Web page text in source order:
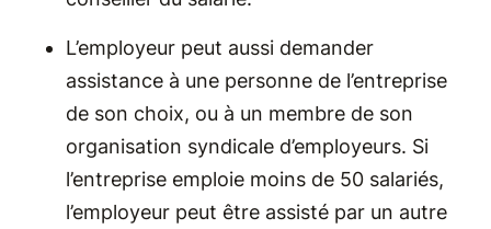
L’employeur peut aussi demander
assistance à une personne de l’entreprise
de son choix, ou à un membre de son
organisation syndicale d’employeurs. Si
l’entreprise emploie moins de 50 salariés,
l’employeur peut être assisté par un autre